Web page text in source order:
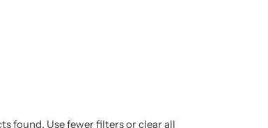
found. Use fewer filters orclear all